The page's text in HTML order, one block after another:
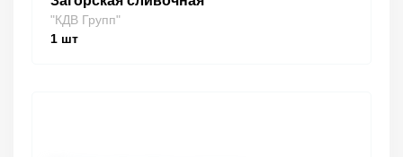
"КДВ Групп"
1 шт